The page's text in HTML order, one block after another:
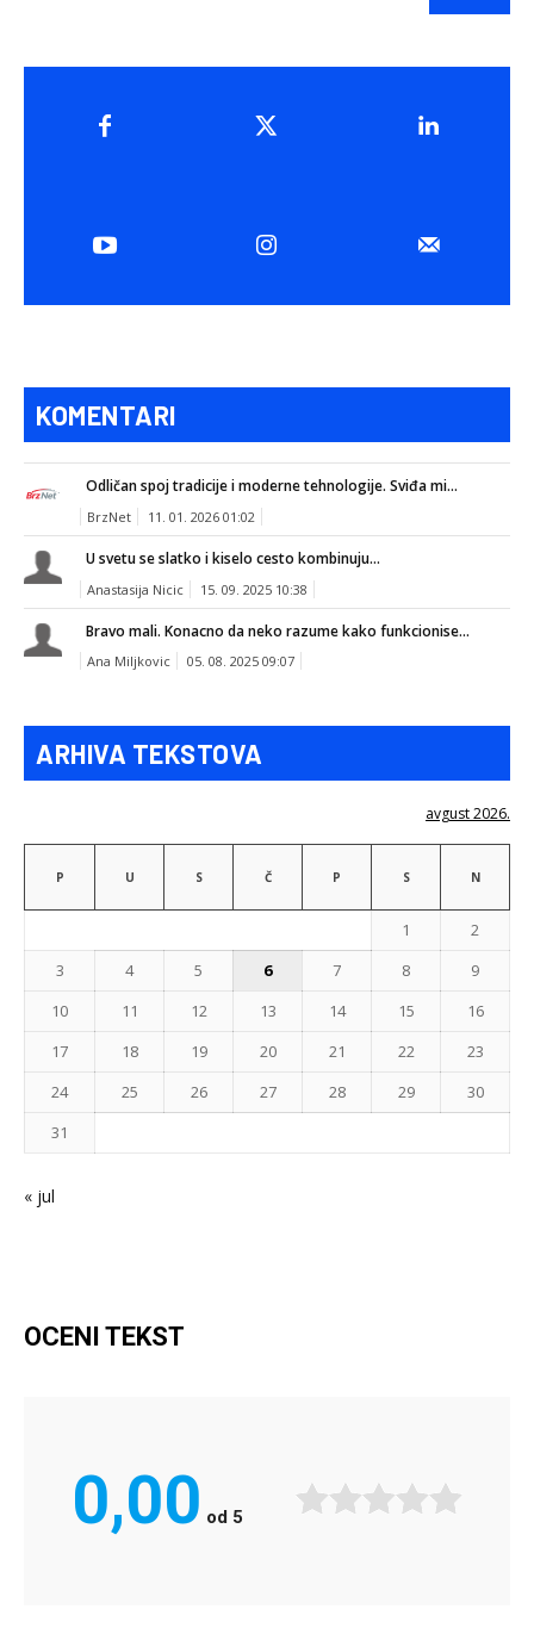
KOMENTARI
Odličan spoj tradicije i moderne tehnologije. Sviđa mi...
BrzNet 11. 01. 2026 01:02
U svetu se slatko i kiselo cesto kombinuju...
Anastasija Nicic 15. 09. 2025 10:38
Bravo mali. Konacno da neko razume kako funkcionise...
Ana Miljkovic 05. 08. 2025 09:07
ARHIVA TEKSTOVA
avgust 2026.
P U S Č P S N
1
2
3
4 5 6 7 8
9
10
11 12 13 14 15
16
17
18 19 20 21 22
23
24
25 26 27 28 29
30
31
« jul
OCENI TEKST
0,00 od 5